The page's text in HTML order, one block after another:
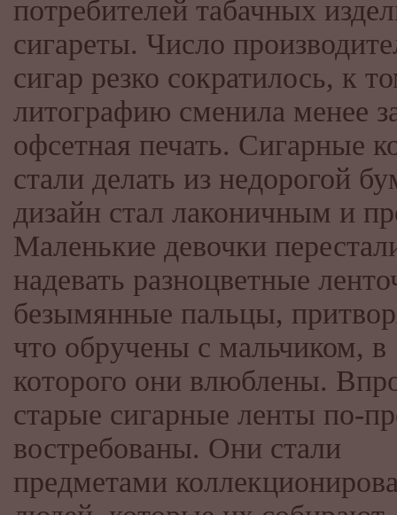
потребителей табачных
сигареты. Число
сигар резко сократилось, к
литографию сменила менее
офсетная печать. Сигарные
стали делать из недорогой
дизайн стал лаконичным и
Маленькие девочки
надевать разноцветные
безымянные пальцы,
что обручены с мальчиком, в
которого они влюблены.
старые сигарные ленты по-
востребованы. Они стали
предметами